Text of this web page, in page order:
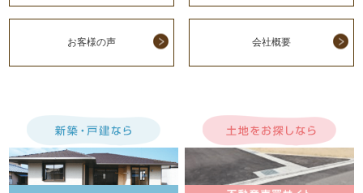
お客様の声 会社概要